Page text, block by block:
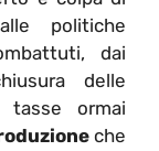
politiche
dai
delle
ormai
che